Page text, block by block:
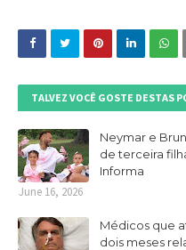
TALVEZ VOCÊ GOSTE DESTAS
Neymar e
de terceira
Informa
June 16, 2026
Médicos que
dois meses